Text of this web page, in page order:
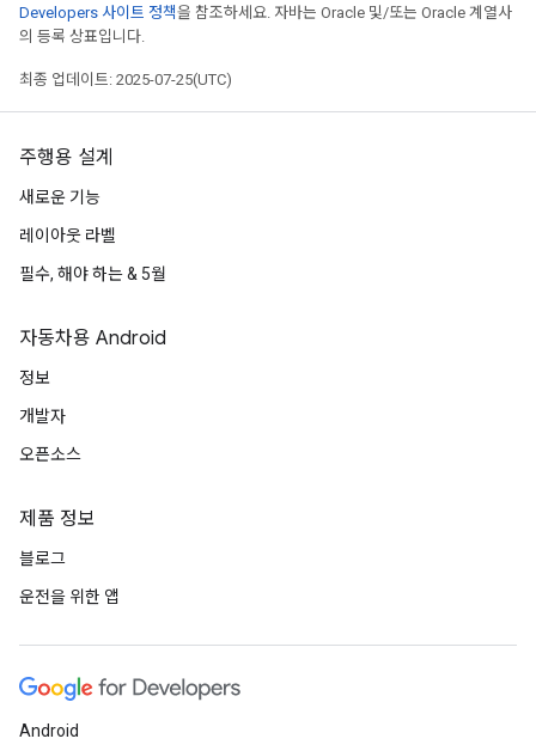
Developers 사이트 정책을 참조하세요. 자바는 Oracle 및/또는 Oracle 계열사
의 등록 상표입니다.
최종 업데이트: 2025-07-25(UTC)
주행용 설계
새로운 기능
레이아웃 라벨
필수, 해야 하는 & 5월
자동차용 Android
정보
개발자
오픈소스
제품 정보
블로그
운전을 위한 앱
Android